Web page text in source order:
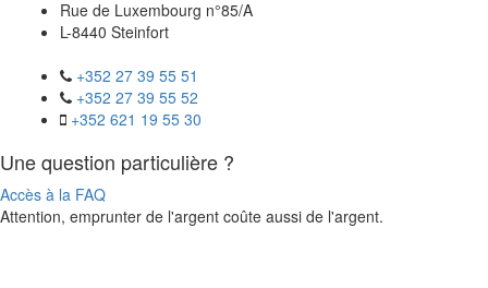
Rue de Luxembourg n°85/A
L-8440 Steinfort
+352 27 39 55 51
+352 27 39 55 52
+352 621 19 55 30
Une question particulière ?
Accès à la FAQ
Attention, emprunter de l'argent coûte aussi de l'argent.